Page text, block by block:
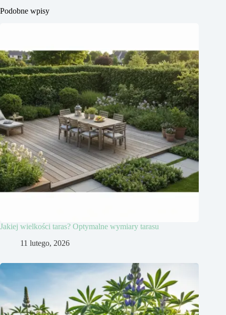
Podobne wpisy
Jakiej wielkości taras? Optymalne wymiary tarasu
11 lutego, 2026